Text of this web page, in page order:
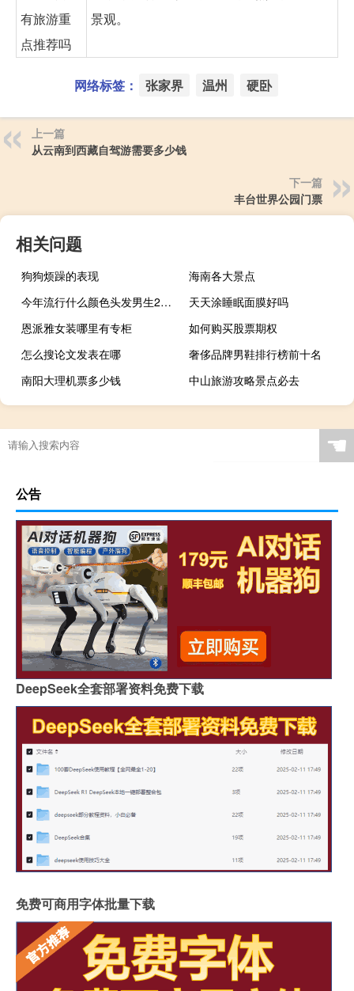
有旅游重
点推荐吗
景观。
网络标签： 张家界 温州 硬卧
上一篇
从云南到西藏自驾游需要多少钱
下一篇
丰台世界公园门票
相关问题
狗狗烦躁的表现
海南各大景点
今年流行什么颜色头发男生2022
天天涂睡眠面膜好吗
恩派雅女装哪里有专柜
如何购买股票期权
怎么搜论文发表在哪
奢侈品牌男鞋排行榜前十名
南阳大理机票多少钱
中山旅游攻略景点必去
☚
公告
DeepSeek全套部署资料免费下载
免费可商用字体批量下载